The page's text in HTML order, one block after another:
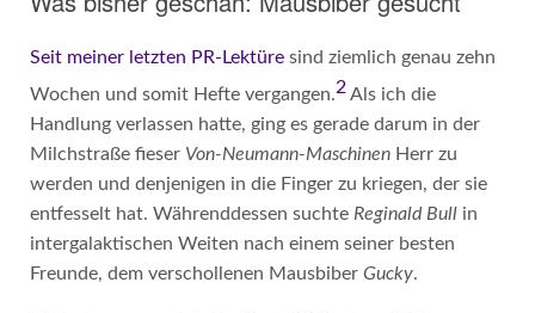
Seit meiner letzten PR-Lektüresind ziemlich genau zehn
Wochen und somit Hefte vergangen.2Als ich die
Handlung verlassen hatte, ging es gerade darum in der
Milchstraße fieser Von-Neumann-MaschinenHerr zu
werden und denjenigen in die Finger zu kriegen, der sie
entfesselt hat. Währenddessen suchte Reginald Bullin
intergalaktischen Weiten nach einem seiner besten
Freunde, dem verschollenen Mausbiber Gucky.